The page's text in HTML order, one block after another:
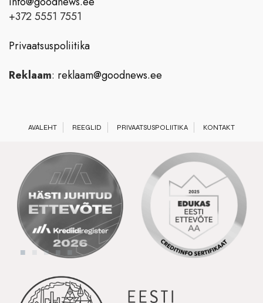
+372 5551 7551
Privaatsuspoliitika
Reklaam: reklaam@goodnews.ee
AVALEHT REEGLID PRIVAATSUSPOLIITIKA KONTAKT